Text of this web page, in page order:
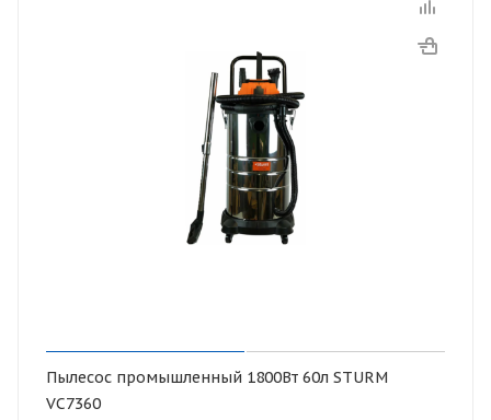
Пылесос промышленный 1800Вт 60л STURM
VC7360